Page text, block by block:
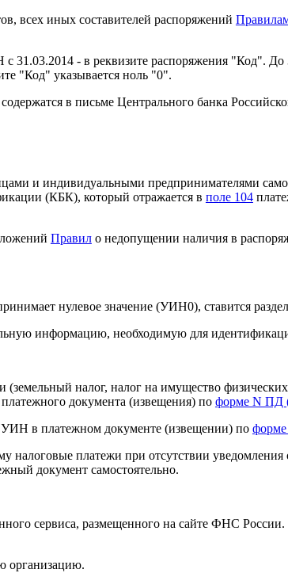
всех иных составителей распоряжений
- в реквизите распоряжения "Код". До
"Код" указывается ноль "0".
в письме Центрального банка
и индивидуальными предпринимателями
(КБК), который отражается в поле 104
Правило недопущении наличия в
нулевое значение (УИН0), ставится
информацию, необходимую для
налог, налог на имущество
документа (извещения) по форме N ПД
в платежном документе (извещении) по
налоговые платежи при отсутствии
документ самостоятельно.
сервиса, размещенного на сайте ФНС России.
организацию.